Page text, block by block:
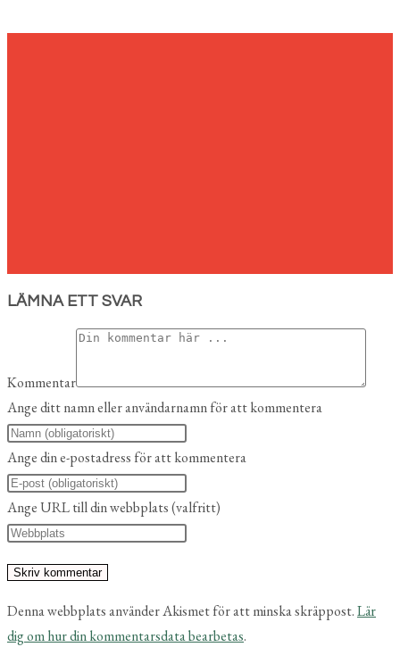
LÄMNA ETT SVAR
Kommentar
Ange ditt namn eller användarnamn för att kommentera
Ange din e-postadress för att kommentera
Ange URL till din webbplats (valfritt)
Denna webbplats använder Akismet för att minska skräppost.Lär
dig om hur din kommentarsdata bearbetas.